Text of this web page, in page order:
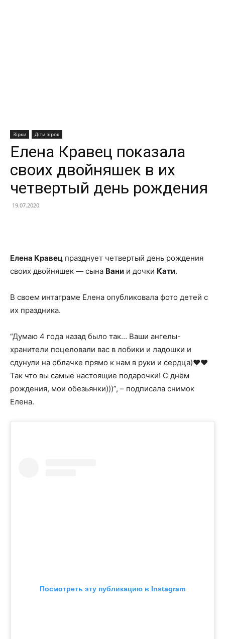
Зірки Діти зірок
Елена Кравец показала
своих двойняшек в их
четвертый день рождения
19.07.2020
Елена Кравец празднует четвертый день рождения
своих двойняшек — сына Вани и дочки Кати.
В своем интаграме Елена опубликовала фото детей с
их праздника.
“Думаю 4 года назад было так… Ваши ангелы-
хранители поцеловали вас в лобики и ладошки и
сдунули на облачке прямо к нам в руки и сердца)♥️♥️
Так что вы самые настоящие подарочки! С днём
рождения, мои обезьянки)))”, – подписала снимок
Елена.
Посмотреть эту публикацию в Instagram